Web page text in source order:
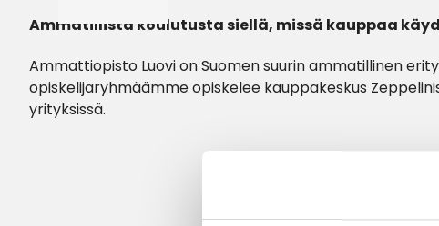
Ammatillista koulutusta siellä, missä kauppaa
Ammattiopisto Luovi on Suomen suurin ammatillinen
opiskelijaryhmäämme opiskelee kauppakeskus
yrityksissä.